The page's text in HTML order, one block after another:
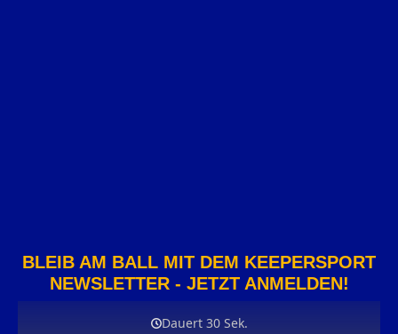
BLEIB AM BALL MIT DEM KEEPERSPORT
NEWSLETTER - JETZT ANMELDEN!